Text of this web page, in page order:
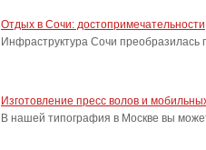
Отдых в Сочи: достопримечательности
Инфраструктура Сочи преобразилась
Изготовление пресс волов и
В нашей типография в Москве вы